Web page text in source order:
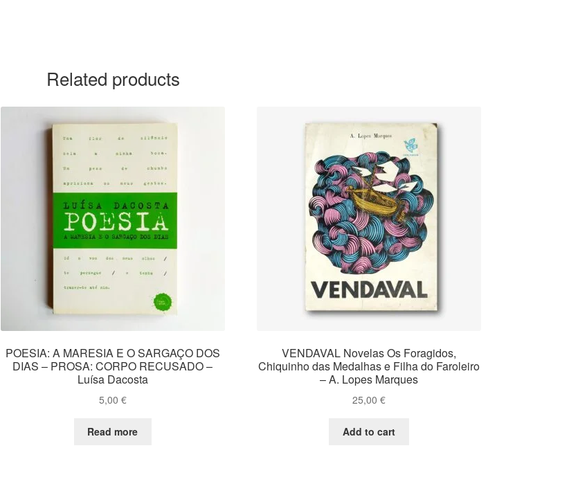
Related products
POESIA: A MARESIA E O SARGAÇO DOS
DIAS – PROSA: CORPO RECUSADO –
Luísa Dacosta
5,00 €
Read more
VENDAVAL Novelas Os Foragidos,
Chiquinho das Medalhas e Filha do Faroleiro
– A. Lopes Marques
25,00€
Add to cart